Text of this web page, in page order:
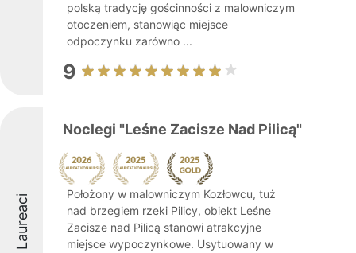
polską tradycję gościnności z malowniczym
otoczeniem, stanowiąc miejsce
odpoczynku zarówno ...
9
Laureaci
Noclegi "Leśne Zacisze Nad Pilicą"
Położony w malowniczym Kozłowcu, tuż
nad brzegiem rzeki Pilicy, obiekt Leśne
Zacisze nad Pilicą stanowi atrakcyjne
miejsce wypoczynkowe. Usytuowany w